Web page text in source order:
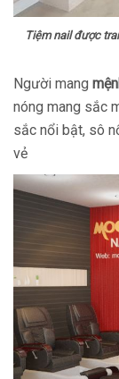
Tiệm nail được
Người mang
nóng mang sắc
sắc nổi bật, sô
vẻ